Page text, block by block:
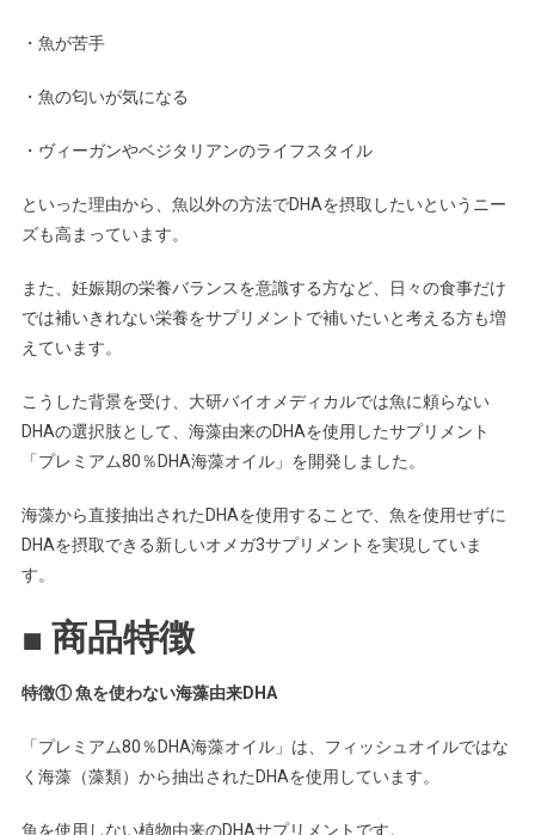
・魚が苦手
・魚の匂いが気になる
・ヴィーガンやベジタリアンのライフスタイル
といった理由から、魚以外の方法でDHAを摂取したいというニー
ズも高まっています。
また、妊娠期の栄養バランスを意識する方など、日々の食事だけ
では補いきれない栄養をサプリメントで補いたいと考える方も増
えています。
こうした背景を受け、大研バイオメディカルでは魚に頼らない
DHAの選択肢として、海藻由来のDHAを使用したサプリメント
「プレミアム80％DHA海藻オイル」を開発しました。
海藻から直接抽出されたDHAを使用することで、魚を使用せずに
DHAを摂取できる新しいオメガ3サプリメントを実現していま
す。
■ 商品特徴
特徴① 魚を使わない海藻由来DHA
「プレミアム80％DHA海藻オイル」は、フィッシュオイルではな
く海藻（藻類）から抽出されたDHAを使用しています。
魚を使用しない植物由来のDHAサプリメントです。